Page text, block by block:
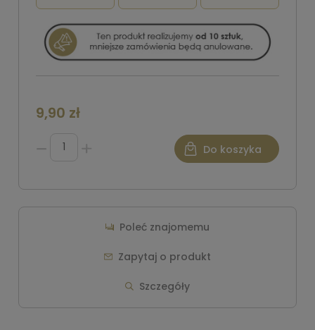
9,90 zł
Do koszyka
Szczegóły
Zapytaj o produkt
Poleć znajomemu